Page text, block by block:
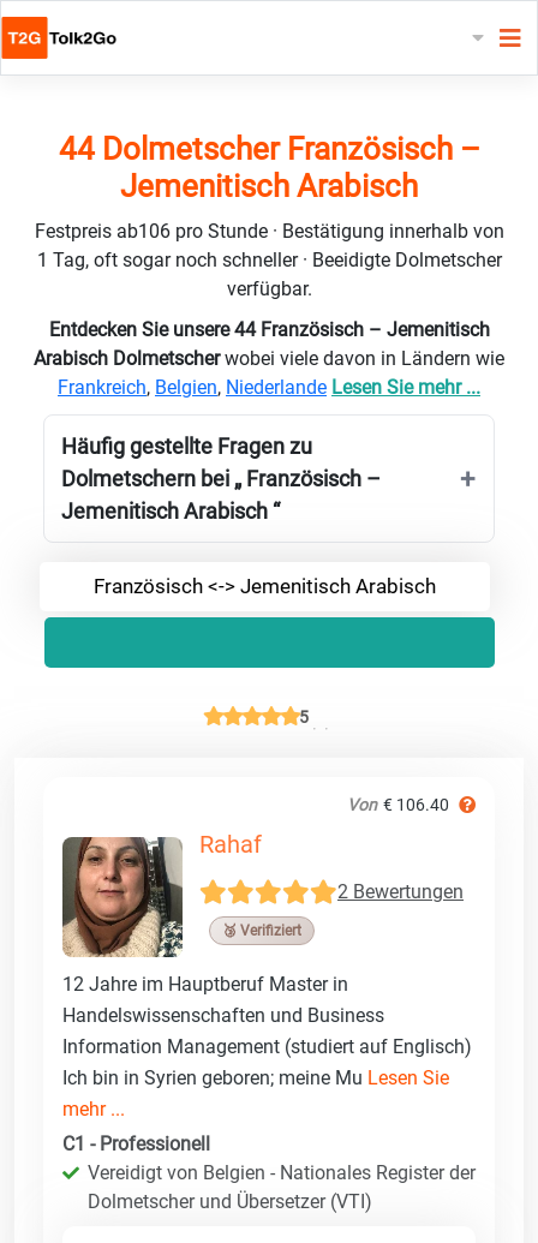
44 Dolmetscher Französisch –
Jemenitisch Arabisch
Festpreis ab106 pro Stunde · Bestätigung innerhalb von
1 Tag, oft sogar noch schneller · Beeidigte Dolmetscher
verfügbar.
Entdecken Sie unsere 44 Französisch – Jemenitisch
Arabisch Dolmetscherwobei viele davon in Ländern wie
Frankreich, Belgien, Niederlande Lesen Sie mehr ...
Häufig gestellte Fragen zu
Dolmetschern bei „ Französisch –
Jemenitisch Arabisch “
Französisch <-> Jemenitisch Arabisch
5
Von € 106.40
Rahaf
2 Bewertungen
🥉 Verifiziert
12 Jahre im Hauptberuf Master in
Handelswissenschaften und Business
Information Management (studiert auf Englisch)
Ich bin in Syrien geboren; meine Mu Lesen Sie
mehr ...
C1 - Professionell
Vereidigt von Belgien - Nationales Register der
Dolmetscher und Übersetzer (VTI)